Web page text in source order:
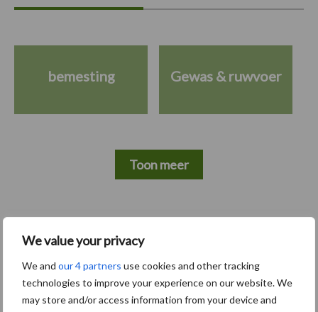
We value your privacy
We and our 4 partners use cookies and other tracking
technologies to improve your experience on our website. We
may store and/or access information from your device and
Recent nieuws
6 aug
"Hoge verwachtingen van schijven
voor kouters"
bemesting Gewas & ruwvoer
Toon meer